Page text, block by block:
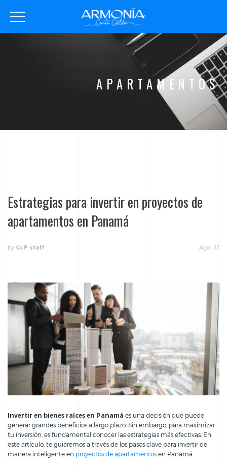
APARTAMENTOS
Estrategias para invertir en proyectos de
apartamentos en Panamá
by GLP staff Ago , 12
Invertir en bienes raíces en Panamá es una decisión que puede
generar grandes beneficios a largo plazo. Sin embargo, para maximizar
tu inversión, es fundamental conocer las estrategias más efectivas. En
este artículo, te guiaremos a través de los pasos clave para invertir de
manera inteligente en proyectos de apartamentos en Panamá.